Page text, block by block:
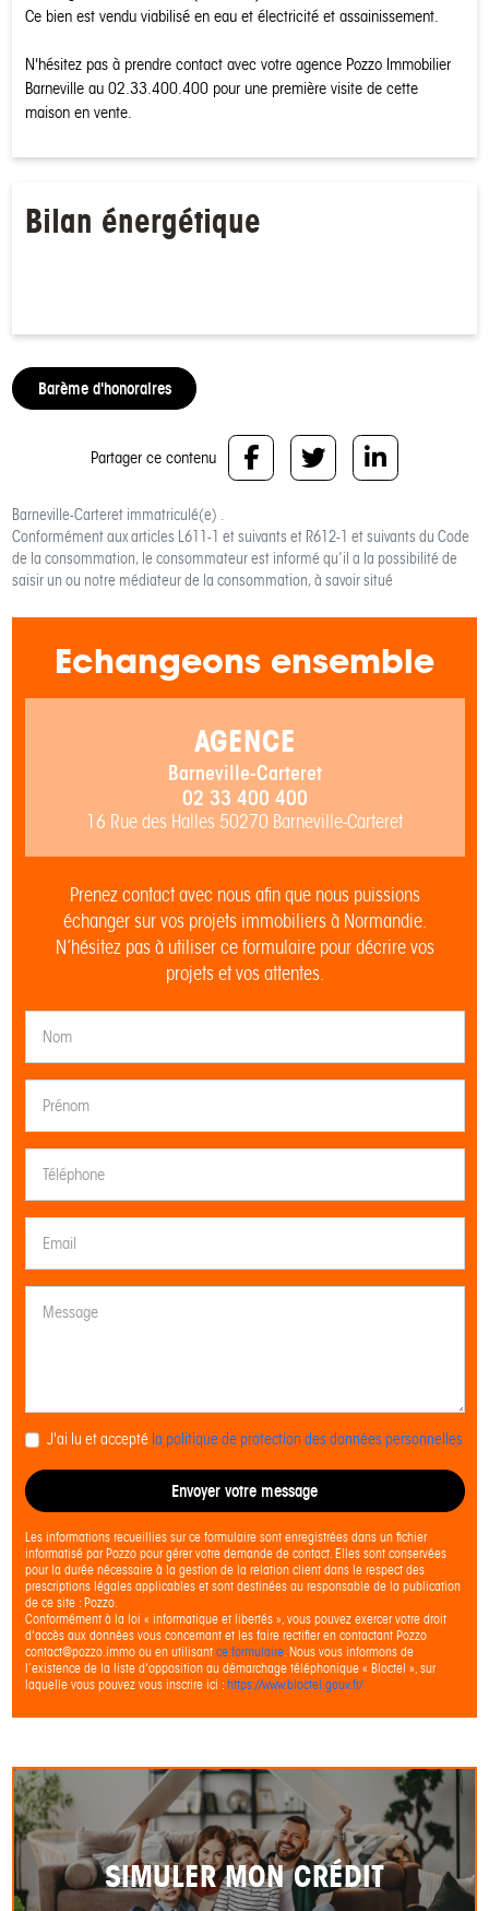
Ce bien est vendu viabilisé en eau et électricité et assainissement.
N'hésitez pas à prendre contact avec votre agence Pozzo Immobilier
Barneville au 02.33.400.400 pour une première visite de cette
maison en vente.
Bilan énergétique
Barème d'honoraires
Partager ce contenu
Barneville-Carteret immatriculé(e) .
Conformément aux articles L611-1 et suivants et R612-1 et suivants du Code
de la consommation, le consommateur est informé qu’il a la possibilité de
saisir un ou notre médiateur de la consommation, à savoir situé
Echangeons ensemble
AGENCE
Barneville-Carteret
02 33 400 400
16 Rue des Halles 50270 Barneville-Carteret
Prenez contact avec nous afin que nous puissions
échanger sur vos projets immobiliers à Normandie.
N’hésitez pas à utiliser ce formulaire pour décrire vos
projets et vos attentes.
J'ai lu et accepté la politique de protection des données personnelles
Envoyer votre message
Les informations recueillies sur ce formulaire sont enregistrées dans un fichier
informatisé par Pozzo pour gérer votre demande de contact. Elles sont conservées
pour la durée nécessaire à la gestion de la relation client dans le respect des
prescriptions légales applicables et sont destinées au responsable de la publication
de ce site : Pozzo.
Conformément à la loi « informatique et libertés », vous pouvez exercer votre droit
d'accès aux données vous concernant et les faire rectifier en contactant Pozzo
contact@pozzo.immo ou en utilisant ce formulaire. Nous vous informons de
l’existence de la liste d'opposition au démarchage téléphonique « Bloctel », sur
laquelle vous pouvez vous inscrire ici : https://www.bloctel.gouv.fr/
SIMULER MON CRÉDIT